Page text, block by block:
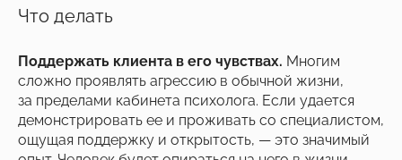
Что делать
Поддержать клиента в его чувствах. Многим
сложно проявлять агрессию в обычной жизни,
за пределами кабинета психолога. Если удается
демонстрировать ее и проживать со специалистом,
ощущая поддержку и открытость, — это значимый